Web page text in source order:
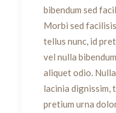
bibendum sed
Morbi sed
tellus nunc, id
vel nulla
aliquet odio.
lacinia dignissim,
pretium urna